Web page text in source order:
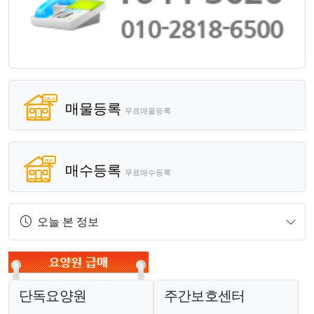
매물등록 무료매물등록
매수등록 무료매수등록
오늘 본 정보
단독요양원 주간보호센터